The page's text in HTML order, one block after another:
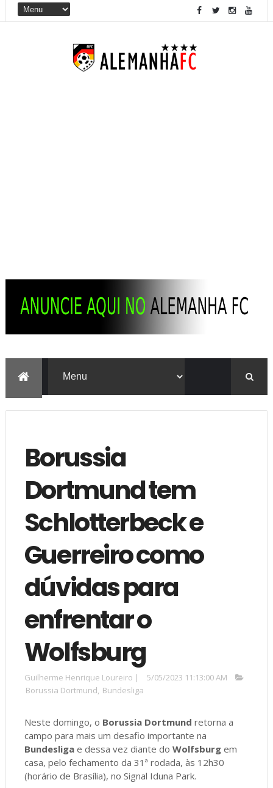
Borussia
Dortmund tem
Schlotterbeck e
Guerreiro como
dúvidas para
enfrentar o
Wolfsburg
Guilherme Henrique Loureiro |
5/05/2023 11:13:00 AM
Borussia Dortmund, Bundesliga
Neste domingo, o Borussia Dortmund retorna a
campo para mais um desafio importante na
Bundesliga e dessa vez diante do Wolfsburgem
casa, pelo fechamento da 31ª rodada, às 12h30
(horário de Brasília), no Signal Iduna Park.